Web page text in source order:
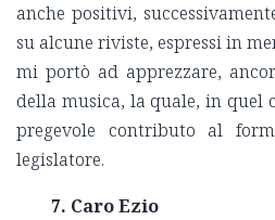
anche positivi,
su alcune riviste, espressi in
mi portò ad apprezzare,
della musica, la quale, in quel
pregevole contributo al
legislatore.
7. Caro Ezio